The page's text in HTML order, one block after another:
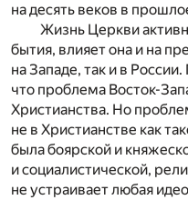
на десять веков в
Жизнь Церкви
бытия, влияет она и на
на Западе, так и в
что проблема Восток-
Христианства. Но
не в Христианстве как
была боярской и
и социалистической,
не устраивает любая